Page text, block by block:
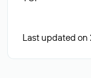
Last updated on